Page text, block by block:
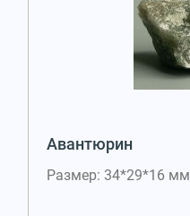
Авантюрин
Размер: 34*29*16 мм